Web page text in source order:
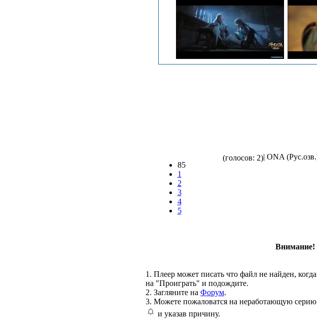
85
1
2
3
4
5
(голосов: 2)| ONA
Внимание!
1. Плеер может писать что файл не найден,
на "Проиграть" и подождите.
2. Загляните на Форум.
3. Можете пожаловатся на неработающую
и указав причину.